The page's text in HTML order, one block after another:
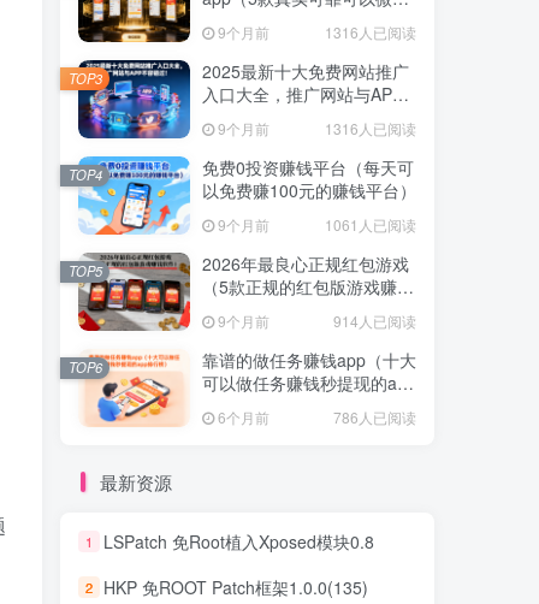
9个月前 1316人已阅读
2025最新十大免费网站推广
入口大全，推广网站与APP
9个月前 1316人已阅读
TOP3
免费0投资赚钱平台（每天可
以免费赚100元的赚钱平台）
9个月前 1061人已阅读
TOP4
2026年最良心正规红包游戏
（5款正规的红包版游戏赚钱
9个月前 914人已阅读
TOP5
靠谱的做任务赚钱app（十大
可以做任务赚钱秒提现的app
6个月前 786人已阅读
TOP6
最新资源
1 LSPatch 免Root植入Xposed模块0.8
2 HKP 免ROOT Patch框架1.0.0(135)